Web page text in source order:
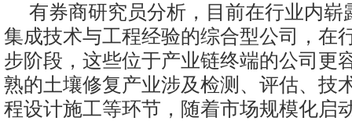
有券商研究员分析，目前在行业内崭
集成技术与工程经验的综合型公司，在
步阶段，这些位于产业链终端的公司更
熟的土壤修复产业涉及检测、评估、技
程设计施工等环节，随着市场规模化启